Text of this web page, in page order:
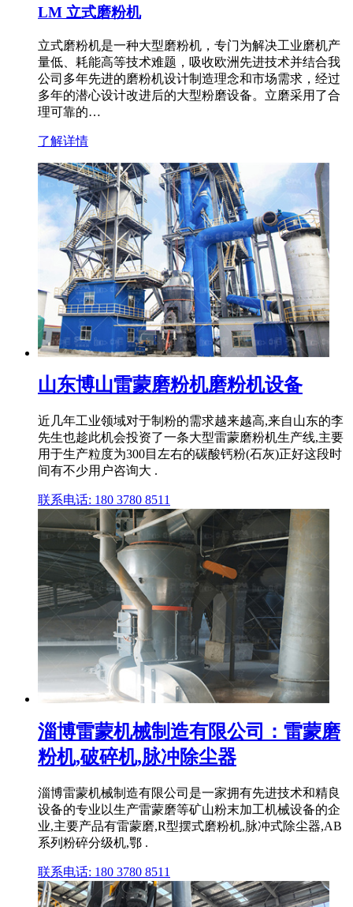
LM 立式磨粉机
立式磨粉机是一种大型磨粉机，专门为解决工业磨机产
量低、耗能高等技术难题，吸收欧洲先进技术并结合我
公司多年先进的磨粉机设计制造理念和市场需求，经过
多年的潜心设计改进后的大型粉磨设备。立磨采用了合
理可靠的…
了解详情
山东博山雷蒙磨粉机磨粉机设备
近几年工业领域对于制粉的需求越来越高,来自山东的李
先生也趁此机会投资了一条大型雷蒙磨粉机生产线,主要
用于生产粒度为300目左右的碳酸钙粉(石灰)正好这段时
间有不少用户咨询大 .
联系电话: 180 3780 8511
淄博雷蒙机械制造有限公司：雷蒙磨
粉机,破碎机,脉冲除尘器
淄博雷蒙机械制造有限公司是一家拥有先进技术和精良
设备的专业以生产雷蒙磨等矿山粉末加工机械设备的企
业,主要产品有雷蒙磨,R型摆式磨粉机,脉冲式除尘器,AB
系列粉碎分级机,鄂 .
联系电话: 180 3780 8511